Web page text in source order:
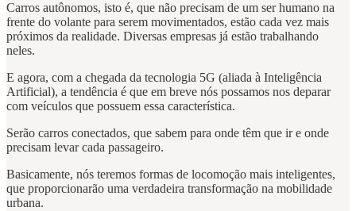
Carros autônomos, isto é, que não precisam de um ser humano na
frente do volante para serem movimentados, estão cada vez mais
próximos da realidade. Diversas empresas já estão trabalhando
neles.
E agora, com a chegada da tecnologia 5G (aliada à Inteligência
Artificial), a tendência é que em breve nós possamos nos deparar
com veículos que possuem essa característica.
Serão carros conectados, que sabem para onde têm que ir e onde
precisam levar cada passageiro.
Basicamente, nós teremos formas de locomoção mais inteligentes,
que proporcionarão uma verdadeira transformação na mobilidade
urbana.